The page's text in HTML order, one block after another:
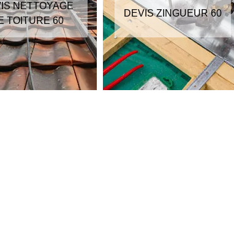
NETTOYAGE
TOITURE 60
DEVIS ZINGUEUR 60